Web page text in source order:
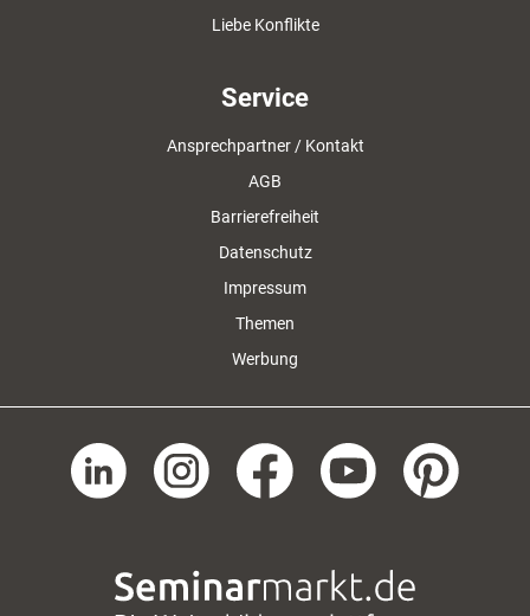
Liebe Konflikte
Service
Ansprechpartner / Kontakt
AGB
Barrierefreiheit
Datenschutz
Impressum
Themen
Werbung